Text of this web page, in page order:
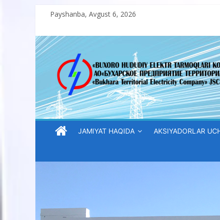
content
Payshanba, Avgust 6, 2026
“Buxoro
hududiy
elektr
tarmoqlari
korxonasi”
“Buxoro
JAMIYAT HAQIDA AKSIYADORLAR